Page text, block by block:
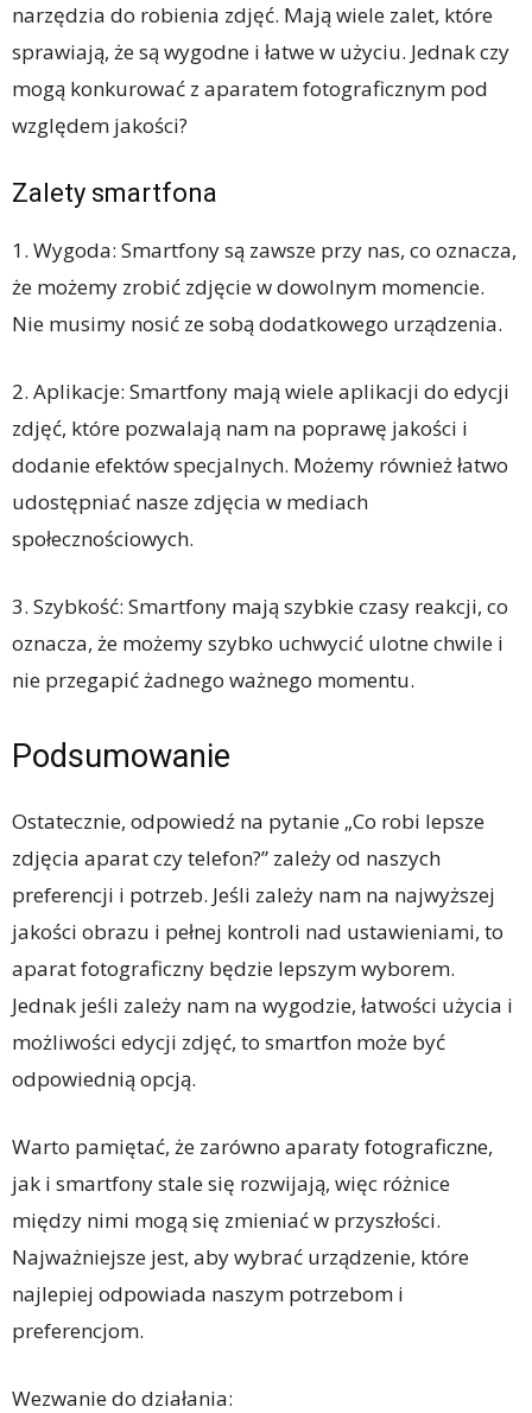
narzędzia do robienia zdjęć. Mają wiele zalet, które
sprawiają, że są wygodne i łatwe w użyciu. Jednak czy
mogą konkurować z aparatem fotograficznym pod
względem jakości?
Zalety smartfona
1. Wygoda: Smartfony są zawsze przy nas, co oznacza,
że możemy zrobić zdjęcie w dowolnym momencie.
Nie musimy nosić ze sobą dodatkowego urządzenia.
2. Aplikacje: Smartfony mają wiele aplikacji do edycji
zdjęć, które pozwalają nam na poprawę jakości i
dodanie efektów specjalnych. Możemy również łatwo
udostępniać nasze zdjęcia w mediach
społecznościowych.
3. Szybkość: Smartfony mają szybkie czasy reakcji, co
oznacza, że możemy szybko uchwycić ulotne chwile i
nie przegapić żadnego ważnego momentu.
Podsumowanie
Ostatecznie, odpowiedź na pytanie „Co robi lepsze
zdjęcia aparat czy telefon?” zależy od naszych
preferencji i potrzeb. Jeśli zależy nam na najwyższej
jakości obrazu i pełnej kontroli nad ustawieniami, to
aparat fotograficzny będzie lepszym wyborem.
Jednak jeśli zależy nam na wygodzie, łatwości użycia i
możliwości edycji zdjęć, to smartfon może być
odpowiednią opcją.
Warto pamiętać, że zarówno aparaty fotograficzne,
jak i smartfony stale się rozwijają, więc różnice
między nimi mogą się zmieniać w przyszłości.
Najważniejsze jest, aby wybrać urządzenie, które
najlepiej odpowiada naszym potrzebom i
preferencjom.
Wezwanie do działania: